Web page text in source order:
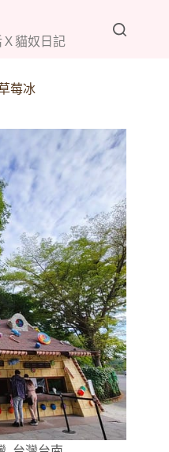
貓奴日記
莓冰